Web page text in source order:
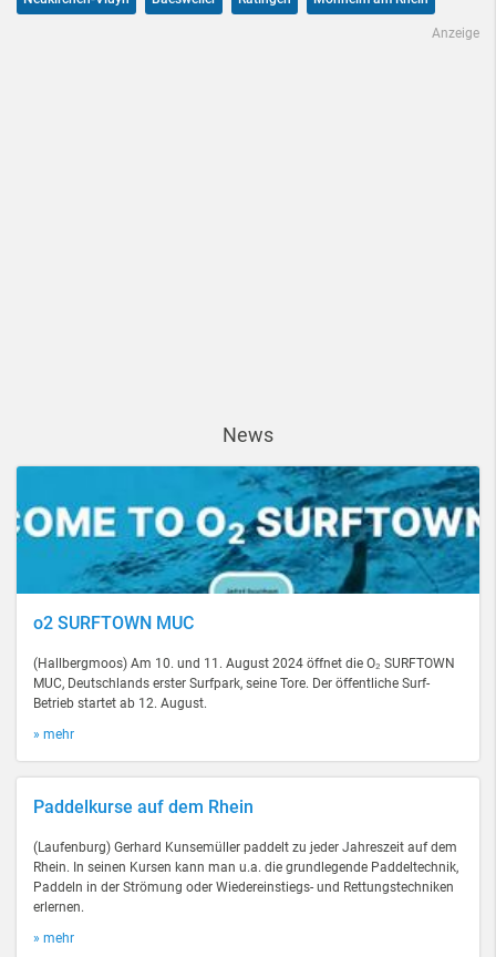
Anzeige
News
o2 SURFTOWN MUC
(Hallbergmoos) Am 10. und 11. August 2024 öffnet die O₂ SURFTOWN
MUC, Deutschlands erster Surfpark, seine Tore. Der öffentliche Surf-
Betrieb startet ab 12. August.
» mehr
Paddelkurse auf dem Rhein
(Laufenburg) Gerhard Kunsemüller paddelt zu jeder Jahreszeit auf dem
Rhein. In seinen Kursen kann man u.a. die grundlegende Paddeltechnik,
Paddeln in der Strömung oder Wiedereinstiegs- und Rettungstechniken
erlernen.
» mehr